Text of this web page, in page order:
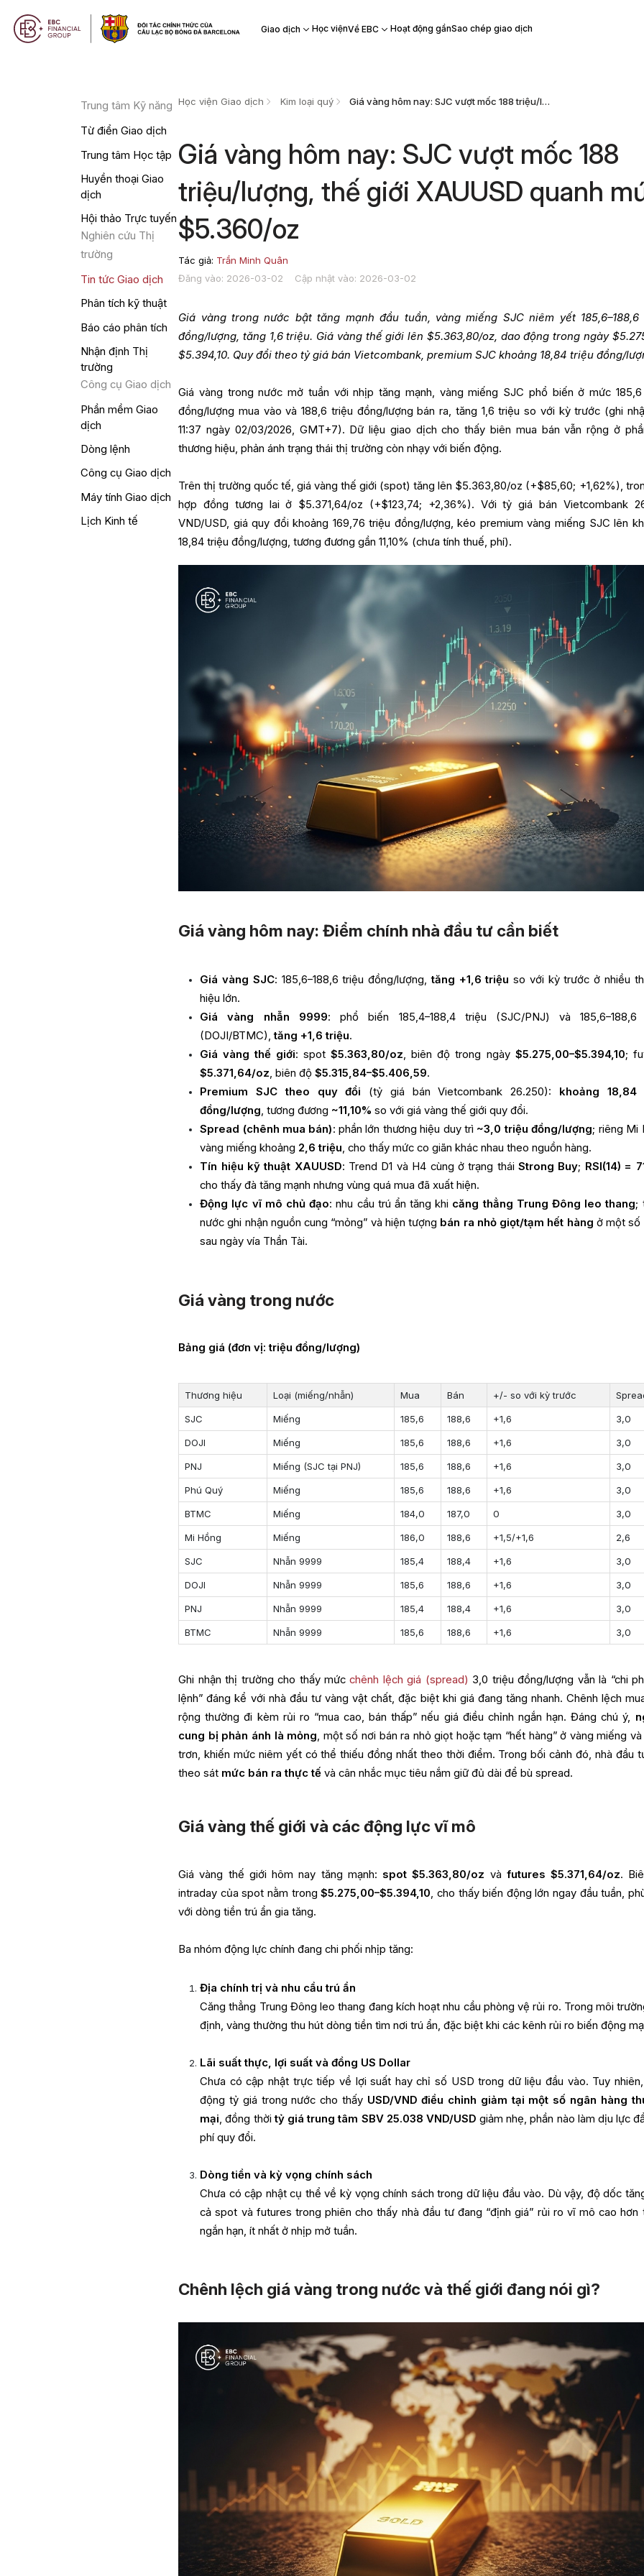
Giao dịch Học việnVề EBC Hoạt động gầnSao chép giao dịch
Trung tâm Kỹ năng
Từ điển Giao dịch
Trung tâm Học tập
Huyền thoại Giao
dịch
Hội thảo Trực tuyến
Nghiên cứu Thị
trường
Tin tức Giao dịch
Phân tích kỹ thuật
Báo cáo phân tích
Nhận định Thị
trường
Công cụ Giao dịch
Phần mềm Giao
dịch
Dòng lệnh
Công cụ Giao dịch
Máy tính Giao dịch
Lịch Kinh tế
Học viện Giao dịch Kim loại quý Giá vàng hôm nay: SJC vượt mốc 188 triệu/lượng, thế giới XAUUSD quanh mức $5.360/oz
Giá vàng hôm nay: SJC vượt mốc 188
triệu/lượng, thế giới XAUUSD quanh
$5.360/oz
Tác giả: Trần Minh Quân
Đăng vào: 2026-03-02
Cập nhật vào: 2026-03-02
Giá vàng trong nước bật tăng mạnh đầu tuần, vàng miếng SJC niêm yết 185,6–188,6
đồng/lượng, tăng 1,6 triệu. Giá vàng thế giới lên $5.363,80/oz, dao động trong ngày
$5.394,10. Quy đổi theo tỷ giá bán Vietcombank, premium SJC khoảng 18,84 triệu đồng/
Giá vàng trong nước mở tuần với nhịp tăng mạnh, vàng miếng SJC phổ biến ở mức
đồng/lượng mua vào và 188,6 triệu đồng/lượng bán ra, tăng 1,6 triệu so với kỳ trước (ghi
11:37 ngày 02/03/2026, GMT+7). Dữ liệu giao dịch cho thấy biên mua bán vẫn rộng ở
thương hiệu, phản ánh trạng thái thị trường còn nhạy với biến động.
Trên thị trường quốc tế, giá vàng thế giới (spot) tăng lên $5.363,80/oz (+$85,60; +1,62%),
hợp đồng tương lai ở $5.371,64/oz (+$123,74; +2,36%). Với tỷ giá bán Vietcombank
VND/USD, giá quy đổi khoảng 169,76 triệu đồng/lượng, kéo premium vàng miếng SJC lên
18,84 triệu đồng/lượng, tương đương gần 11,10% (chưa tính thuế, phí).
Giá vàng hôm nay: Điểm chính nhà đầu tư cần biết
Giá vàng SJC: 185,6–188,6 triệu đồng/lượng,tăng +1,6 triệu so với kỳ trước ở nhiều
hiệu lớn.
Giá vàng nhẫn 9999: phổ biến 185,4–188,4 triệu (SJC/PNJ) và 185,6–188,6
(DOJI/BTMC),tăng +1,6 triệu.
Giá vàng thế giới: spot$5.363,80/oz, biên độ trong ngày $5.275,00–$5.394,10;
$5.371,64/oz, biên độ$5.315,84–$5.406,59.
Premium SJC theo quy đổi (tỷ giá bán Vietcombank 26.250):
khoảng 18,84
đồng/lượng, tương đương ~11,10% so với giá vàng thế giới quy đổi.
Spread (chênh mua bán): phần lớn thương hiệu duy trì ~3,0 triệu đồng/lượng; riêng Mi
vàng miếng khoảng 2,6 triệu, cho thấy mức co giãn khác nhau theo nguồn hàng.
Tín hiệu kỹ thuật XAUUSD: Trend D1 và H4 cùng ở trạng tháiStrong Buy; RSI(14) =
cho thấy đà tăng mạnh nhưng vùng quá mua đã xuất hiện.
Động lực vĩ mô chủ đạo: nhu cầu trú ẩn tăng khi căng thẳng Trung Đông leo thang;
nước ghi nhận nguồn cung “mỏng” và hiện tượng bán ra nhỏ giọt/tạm hết hàng ở một số
sau ngày vía Thần Tài.
Giá vàng trong nước
Bảng giá (đơn vị: triệu đồng/lượng)
Thương hiệu Loại (miếng/nhẫn) Mua Bán +/- so với kỳ trước
SJC Miếng 185,6 188,6 +1,6 3,0
DOJI Miếng 185,6 188,6 +1,6 3,0
PNJ Miếng (SJC tại PNJ) 185,6 188,6 +1,6 3,0
Phú Quý Miếng 185,6 188,6 +1,6 3,0
BTMC Miếng 184,0 187,0 0 3,0
Mi Hồng Miếng 186,0 188,6 +1,5/+1,6 2,6
SJC Nhẫn 9999 185,4 188,4 +1,6 3,0
DOJI Nhẫn 9999 185,6 188,6 +1,6 3,0
PNJ Nhẫn 9999 185,4 188,4 +1,6 3,0
BTMC Nhẫn 9999 185,6 188,6 +1,6 3,0
Ghi nhận thị trường cho thấy mứcchênh lệch giá (spread) 3,0 triệu đồng/lượng vẫn là “chi
lệnh” đáng kể với nhà đầu tư vàng vật chất, đặc biệt khi giá đang tăng nhanh. Chênh lệch
rộng thường đi kèm rủi ro “mua cao, bán thấp” nếu giá điều chỉnh ngắn hạn. Đáng chú ý,
cung bị phản ánh là mỏng, một số nơi bán ra nhỏ giọt hoặc tạm “hết hàng” ở vàng miếng và
trơn, khiến mức niêm yết có thể thiếu đồng nhất theo thời điểm. Trong bối cảnh đó, nhà đầu
theo sát mức bán ra thực tế và cân nhắc mục tiêu nắm giữ đủ dài để bù spread.
Giá vàng thế giới và các động lực vĩ mô
Giá vàng thế giới hôm nay tăng mạnh: spot $5.363,80/oz và futures $5.371,64/oz.
intraday của spot nằm trong$5.275,00–$5.394,10 , cho thấy biến động lớn ngay đầu tuần,
với dòng tiền trú ẩn gia tăng.
Ba nhóm động lực chính đang chi phối nhịp tăng:
Địa chính trị và nhu cầu trú ẩn
Căng thẳng Trung Đông leo thang đang kích hoạt nhu cầu phòng vệ rủi ro. Trong môi
định, vàng thường thu hút dòng tiền tìm nơi trú ẩn, đặc biệt khi các kênh rủi ro biến động
Lãi suất thực, lợi suất và đồng US Dollar
Chưa có cập nhật trực tiếp về lợi suất hay chỉ số USD trong dữ liệu đầu vào. Tuy
động tỷ giá trong nước cho thấy USD/VND điều chỉnh giảm tại một số ngân hàng
mại, đồng thờitỷ giá trung tâm SBV 25.038 VND/USD giảm nhẹ, phần nào làm dịu lực
phí quy đổi.
Dòng tiền và kỳ vọng chính sách
Chưa có cập nhật cụ thể về kỳ vọng chính sách trong dữ liệu đầu vào. Dù vậy, độ dốc
cả spot và futures trong phiên cho thấy nhà đầu tư đang “định giá” rủi ro vĩ mô cao hơn
ngắn hạn, ít nhất ở nhịp mở tuần.
Chênh lệch giá vàng trong nước và thế giới đang nói gì?